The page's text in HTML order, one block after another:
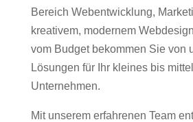
Bereich Webentwicklung,
kreativem, modernem
vom Budget bekommen Sie von
Lösungen für Ihr kleines bis
Unternehmen.
Mit unserem erfahrenen Team